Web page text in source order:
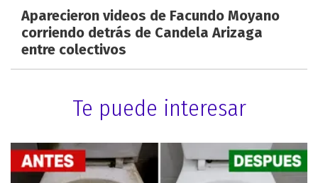
Aparecieron videos de Facundo Moyano
corriendo detrás de Candela Arizaga
entre colectivos
Te puede interesar